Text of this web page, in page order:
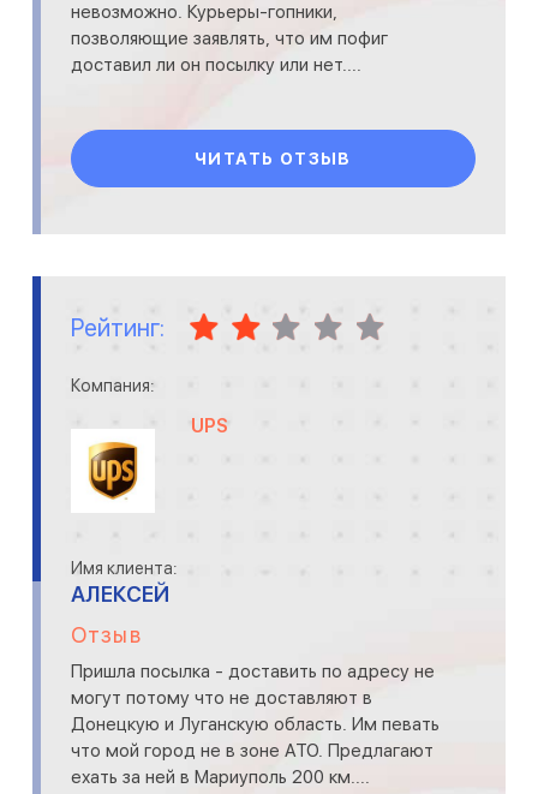
невозможно. Курьеры-гопники,
позволяющие заявлять, что им пофиг
доставил ли он посылку или нет....
ЧИТАТЬ ОТЗЫВ
Рейтинг:
Компания:
UPS
Имя клиента:
АЛЕКСЕЙ
Отзыв
Пришла посылка - доставить по адресу не
могут потому что не доставляют в
Донецкую и Луганскую область. Им певать
что мой город не в зоне АТО. Предлагают
ехать за ней в Мариуполь 200 км....